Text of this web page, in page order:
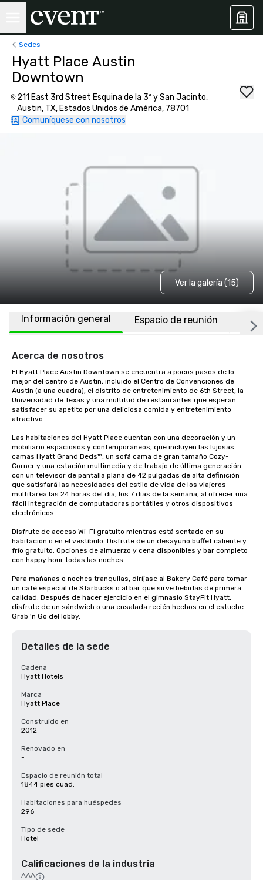
Sedes
Hyatt Place Austin
Downtown
211 East 3rd Street Esquina de la 3ª y San Jacinto,
Austin, TX, Estados Unidos de América, 78701
Comuníquese con nosotros
Ver la galería (15)
Información general Espacio de reunión
Acerca de nosotros
El Hyatt Place Austin Downtown se encuentra a pocos pasos de lo
mejor del centro de Austin, incluido el Centro de Convenciones de
Austin (a una cuadra), el distrito de entretenimiento de 6th Street, la
Universidad de Texas y una multitud de restaurantes que esperan
satisfacer su apetito por una deliciosa comida y entretenimiento
atractivo.
Las habitaciones del Hyatt Place cuentan con una decoración y un
mobiliario espaciosos y contemporáneos, que incluyen las lujosas
camas Hyatt Grand Beds™, un sofá cama de gran tamaño Cozy-
Corner y una estación multimedia y de trabajo de última generación
con un televisor de pantalla plana de 42 pulgadas de alta definición
que satisfará las necesidades del estilo de vida de los viajeros
multitarea las 24 horas del día, los 7 días de la semana, al ofrecer una
fácil integración de computadoras portátiles y otros dispositivos
electrónicos.
Disfrute de acceso Wi-Fi gratuito mientras está sentado en su
habitación o en el vestíbulo. Disfrute de un desayuno buffet caliente y
frío gratuito. Opciones de almuerzo y cena disponibles y bar completo
con happy hour todas las noches.
Para mañanas o noches tranquilas, diríjase al Bakery Café para tomar
un café especial de Starbucks o al bar que sirve bebidas de primera
calidad. Después de hacer ejercicio en el gimnasio StayFit Hyatt,
disfrute de un sándwich o una ensalada recién hechos en el estuche
Grab 'n Go del lobby.
Detalles de la sede
Cadena
Hyatt Hotels
Marca
Hyatt Place
Construido en
2012
Renovado en
-
Espacio de reunión total
1844 pies cuad.
Habitaciones para huéspedes
296
Tipo de sede
Hotel
Calificaciones de la industria
AAA